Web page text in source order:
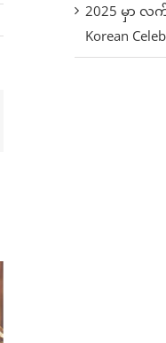
2025 မှာ လ
Korean